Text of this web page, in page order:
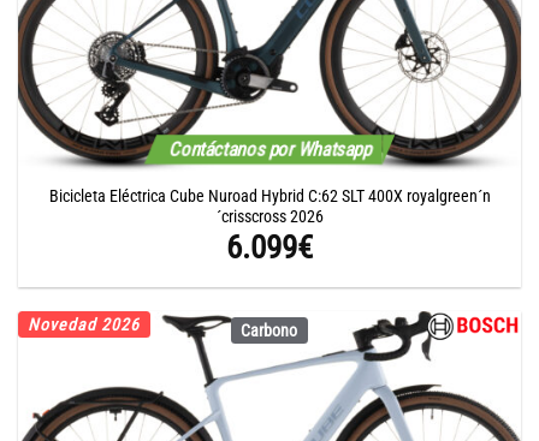
Contáctanos por Whatsapp
Bicicleta Eléctrica Cube Nuroad Hybrid C:62 SLT 400X royalgreen´n
´crisscross 2026
6.099€
Carbono
Novedad 2026